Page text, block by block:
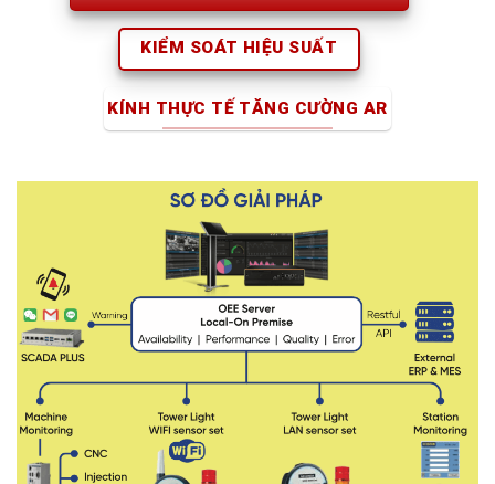
KIỂM SOÁT HIỆU SUẤT
KÍNH THỰC TẾ TĂNG CƯỜNG AR